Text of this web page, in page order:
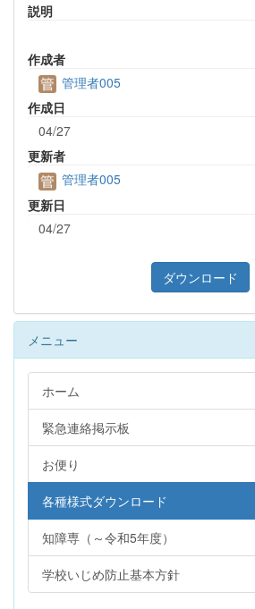
説明
作成者
管理者005
作成日
04/27
更新者
管理者005
更新日
04/27
ダウンロード
メニュー
ホーム
緊急連絡掲示板
お便り
各種様式ダウンロード
知障専（～令和5年度）
学校いじめ防止基本方針